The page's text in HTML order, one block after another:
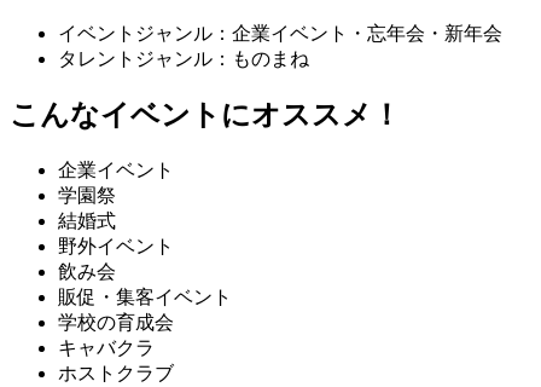
イベントジャンル：企業イベント・忘年会・新年会
タレントジャンル：ものまね
こんなイベントにオススメ！
企業イベント
学園祭
結婚式
野外イベント
飲み会
販促・集客イベント
学校の育成会
キャバクラ
ホストクラブ